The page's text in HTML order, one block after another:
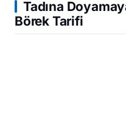
Tadına
Börek Tarifi